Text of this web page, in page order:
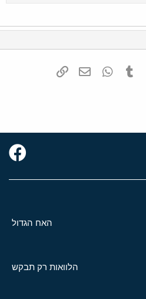
Pinterest
Tumblr
WhatsAppדואר אלקטרוני
האח הגדול
הלוואות רק תבקש